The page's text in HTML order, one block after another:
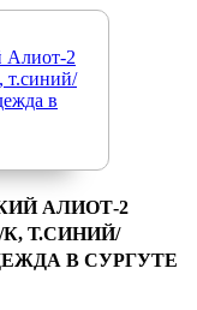
АЛИОТ-2
Т.СИНИЙ/
В СУРГУТЕ